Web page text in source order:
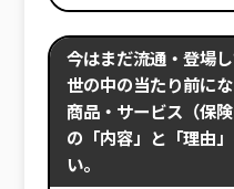
今はまだ流通・登場
世の中の当たり前に
商品・サービス（保
の「内容」と「理由
い。